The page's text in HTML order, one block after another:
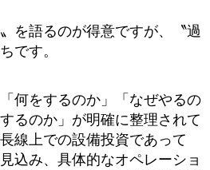
を語るのが得意ですが、〝過
です。
何をするのか」「なぜやるの
るのか」が明確に整理されて
線上での設備投資であって
込み、具体的なオペレーショ